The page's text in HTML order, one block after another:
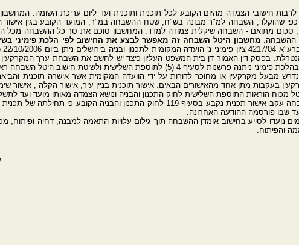
חישובי הצמדה מהיום הקובע לכל תוכנית ותוכנית ועד ליום עריכת השומה.
שהוקלד, השבחה למ"ר מבונה בש"ח, שטח ההשבחה במ"ר, המועד הקובע בגין אישור
סכום מתואם - השבחה שיקלית צמודה למדד. המחשבון סוכם את סך כל ההשבחה מכל
ההשבחה. מחשבון היטל השבחה זה מאפשר לבצע את החישוב לפי הלכת פימיני
בפסק דין האמור דן בית המשפט העליון כיצד יש לחשב את השבחת ערך
(5) לתוספת השלישית ולשיטת חישוב היטל השבחה ראויה.
מבעל מקרקעין או מחוכר לדורות על ידי הוועדה המקומית אשר אישרה תוכנית
בעקבות מתן אחד מהאישורים הבאים: אישור תוכנית בניין עיר, אישור הקלה , אישור
מכוח הוראות התוספת השלישית לחוק התכנון והבניה ונושא הצמדה מאותו מועד ועד
שבו פורסמה ההודעה האחרונה.
נועדו לסייע בחישוב אומדן ההשבחה תוך גילום עלויות התאמה למבנה, דחיה ופיתוח,
והפיתוח.